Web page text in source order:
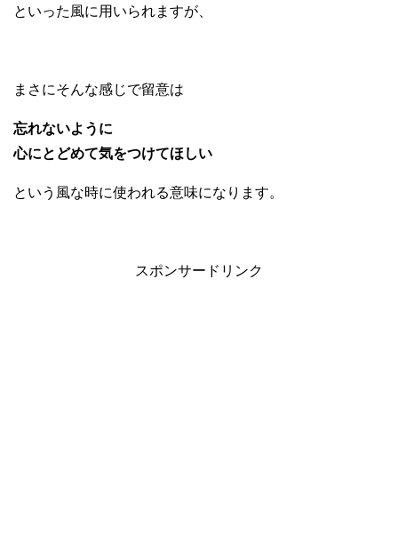
といった風に用いられますが、
まさにそんな感じで留意は
忘れないように
心にとどめて気をつけてほしい
という風な時に使われる意味になります。
スポンサードリンク